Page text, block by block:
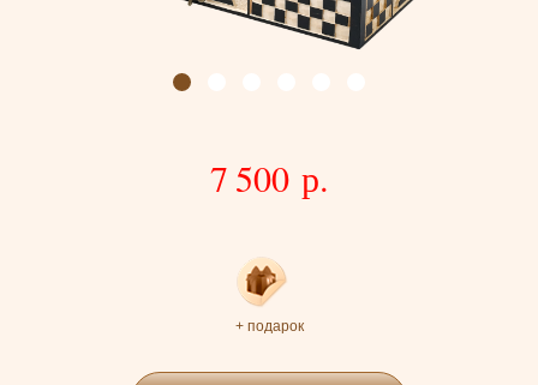
7 500 р.
+ подарок